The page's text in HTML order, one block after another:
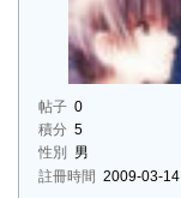
帖子 0
積分 5
性別
男
註冊時間 2009-03-14